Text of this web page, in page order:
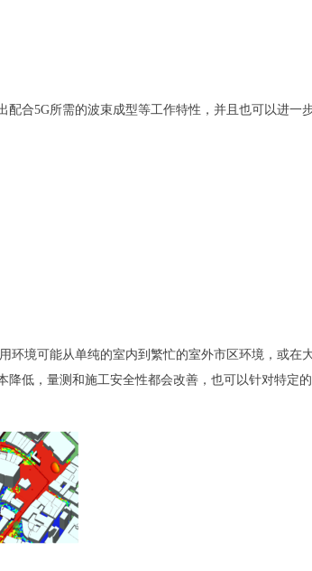
合5G所需的波束成型等工作特性，并且也可以进一
境可能从单纯的室内到繁忙的室外市区环境，或在
低，量测和施工安全性都会改善，也可以针对特定